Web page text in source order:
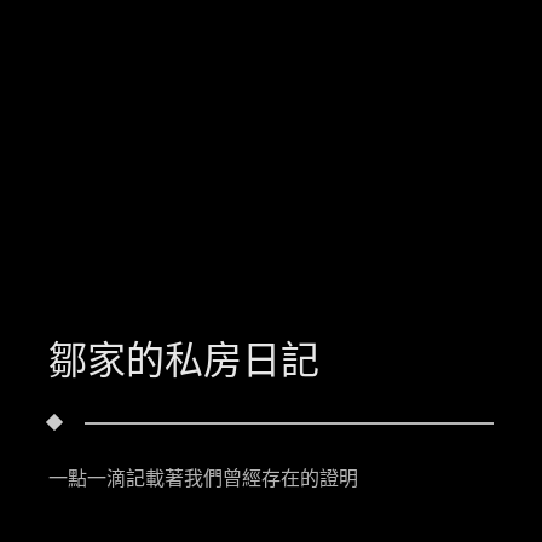
鄒家的私房日記
一點一滴記載著我們曾經存在的證明